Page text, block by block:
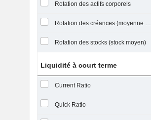
Rotation des actifs corporels
Rotation des créances (moyenne des créances)
Rotation des stocks (stock moyen)
Liquidité à court terme
Current Ratio
Quick Ratio